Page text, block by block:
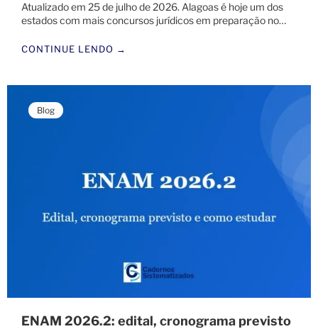
Atualizado em 25 de julho de 2026. Alagoas é hoje um dos
estados com mais concursos jurídicos em preparação no…
CONTINUE LENDO →
Blog
ENAM 2026.2: edital, cronograma previsto